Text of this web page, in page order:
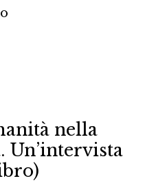
nella
Un’intervista